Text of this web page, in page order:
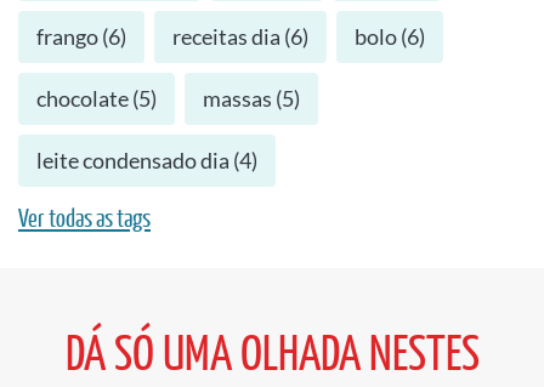
frango(6) receitas dia (6) bolo(6)
chocolate(5) massas (5)
leite condensado dia (4)
Ver todas as tags
DÁ SÓ UMA OLHADA NESTES